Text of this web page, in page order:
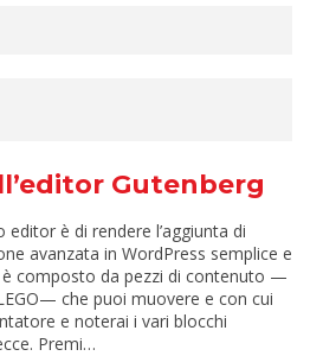
Gutenberg
è di rendere l’aggiunta di
avanzata in WordPress semplice e
è composto da pezzi di contenuto —
che puoi muovere e con cui
e noterai i vari blocchi
Premi…